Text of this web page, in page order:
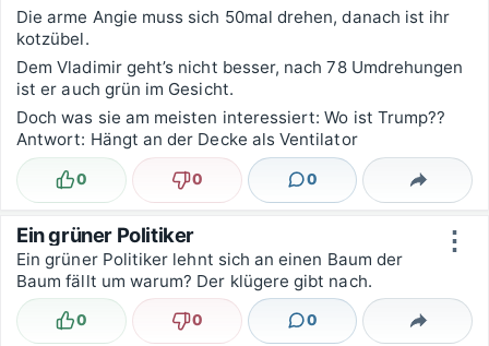
Die arme Angie muss sich 50mal drehen, danach ist ihr
kotzübel.
Dem Vladimir geht’s nicht besser, nach 78 Umdrehungen
ist er auch grün im Gesicht.
Doch was sie am meisten interessiert: Wo ist Trump??
Antwort: Hängt an der Decke als Ventilator
Lustig
0 Nicht lustig
0 0
Kommentare Teilen
⋮
Ein grüner Politiker
Ein grüner Politiker lehnt sich an einen Baum der
Baum fällt um warum? Der klügere gibt nach.
Lustig
0 Nicht lustig
0 0
Kommentare Teilen